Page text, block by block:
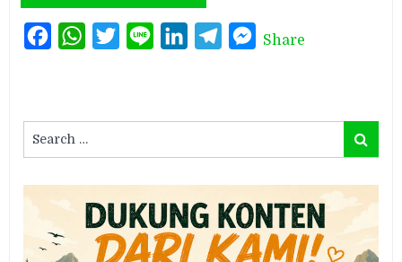
FacebookWhatsAppTwitterLine LinkedInTelegramMessenger
Share
for:
Search